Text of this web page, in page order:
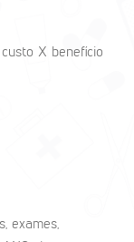
X benefício
exames,